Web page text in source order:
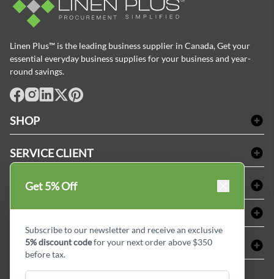
Linen Plus™ is the leading business supplier in Canada, Get your
essential everyday business supplies for your business and year-
round savings.
SHOP
Produits d'accueil & Fournitures pour chambre d'invités
Fournitures dentaires
Équipements de sécurité industrielle
SERVICE CLIENT
FAQs
Refund & Return
Termes & conditions
Plan de site
ACHETER CHEZ LINEN PLUS
Politique d'alignement des prix
Options de paiement
ABOUT LINEN PLUS
Profil d'entreprise
Privacy Policy
CONNECTER
Contactez-nous
15409
Get 5% Off
Subscribe to our newsletter and receive an exclusive
5% discount codefor your next order above $350
before tax.